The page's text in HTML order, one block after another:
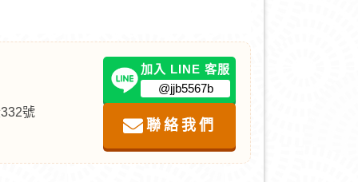
號
加入 LINE 客服
@jjb5567b
聯絡我們